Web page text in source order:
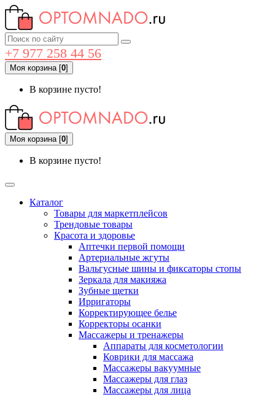
+7 977 258 44 56
Моя корзина[0]
В корзине пусто!
Моя корзина[0]
В корзине пусто!
Каталог
Товары для маркетплейсов
Трендовые товары
Красота и здоровье
Аптечки первой помощи
Артериальные жгуты
Вальгусные шины и фиксаторы стопы
Зеркала для макияжа
Зубные щетки
Ирригаторы
Корректирующее белье
Корректоры осанки
Массажеры и тренажеры
Аппараты для косметологии
Коврики для массажа
Массажеры вакуумные
Массажеры для глаз
Массажеры для лица